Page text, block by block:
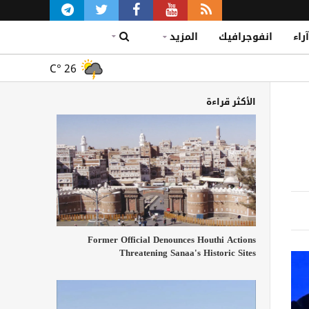
آراء انفوجرافيك المزيد
C° 26
الأكثر قراءة
Former Official Denounces Houthi Actions
Threatening Sanaa's Historic Sites